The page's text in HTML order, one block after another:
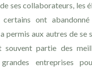
ses collaborateurs, les
certains ont
permis aux autres de se
partie des
entreprises